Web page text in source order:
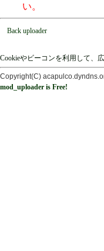
い。
Back uploader
Cookieやビーコンを利用して、
Copyright(C)
mod_uploader is Free!